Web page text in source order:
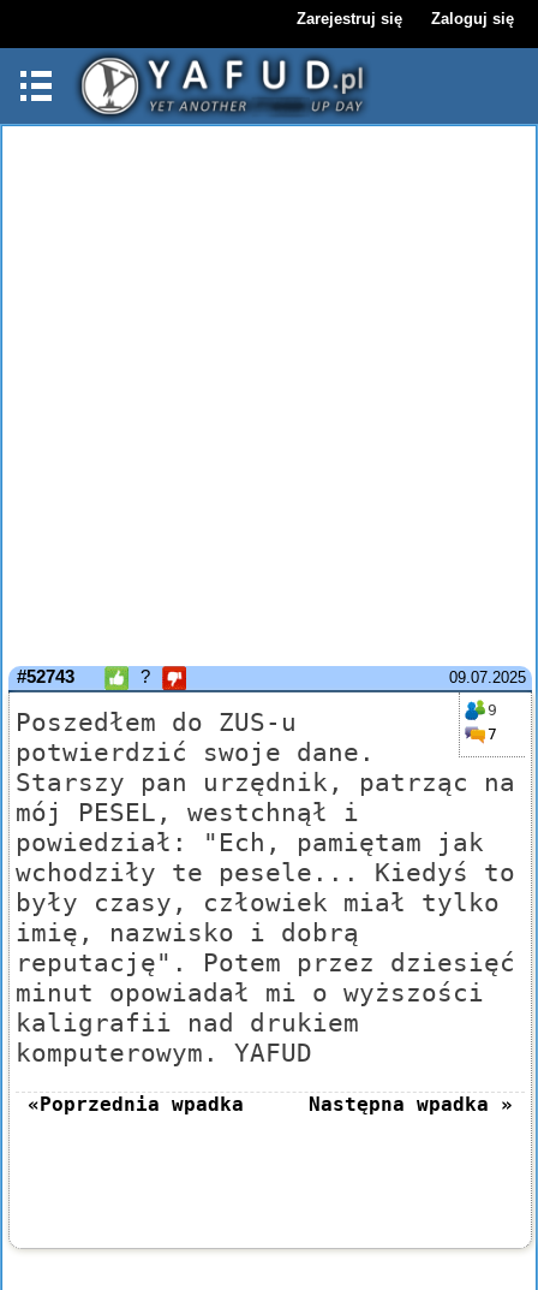
Zarejestruj się Zaloguj się
09.07.2025
#52743 ?
9
7
Poszedłem do ZUS-u
potwierdzić swoje dane.
Starszy pan urzędnik, patrząc na
mój PESEL, westchnął i
powiedział: "Ech, pamiętam jak
wchodziły te pesele... Kiedyś to
były czasy, człowiek miał tylko
imię, nazwisko i dobrą
reputację". Potem przez dziesięć
minut opowiadał mi o wyższości
kaligrafii nad drukiem
komputerowym. YAFUD
«Poprzednia wpadka Następna wpadka »